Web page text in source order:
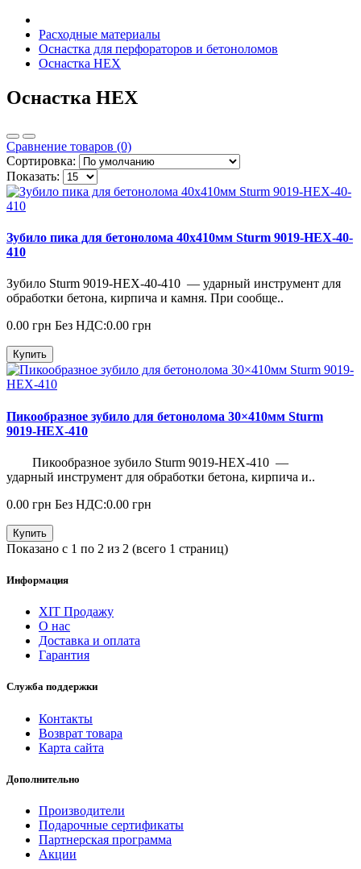
Расходные материалы
Оснастка для перфораторов и бетоноломов
Оснастка HEX
Оснастка HEX
Сравнение товаров (0)
Сортировка:
Показать:
Зубило пика для бетонолома 40х410мм Sturm 9019-HEX-40-
410
Зубило Sturm 9019-HEX-40-410 — ударный инструмент для
обработки бетона, кирпича и камня. При сообще..
0.00 грн Без НДС:0.00 грн
Купить
Пикообразное зубило для бетонолома 30×410мм Sturm
9019-HEX-410
Пикообразное зубило Sturm 9019-HEX-410 —
ударный инструмент для обработки бетона, кирпича и..
0.00 грн Без НДС:0.00 грн
Купить
Показано с 1 по 2 из 2 (всего 1 страниц)
Информация
ХІТ Продажу
О нас
Доставка и оплата
Гарантия
Служба поддержки
Контакты
Возврат товара
Карта сайта
Дополнительно
Производители
Подарочные сертификаты
Партнерская программа
Акции